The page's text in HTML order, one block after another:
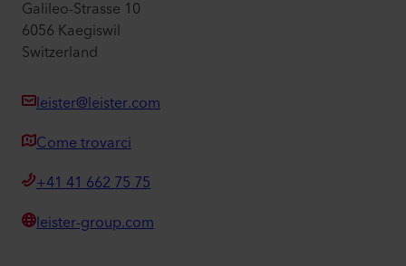
Galileo-Strasse 10
6056 Kaegiswil
Switzerland
leister@leister.com
Come trovarci
+41 41 662 75 75
leister-group.com